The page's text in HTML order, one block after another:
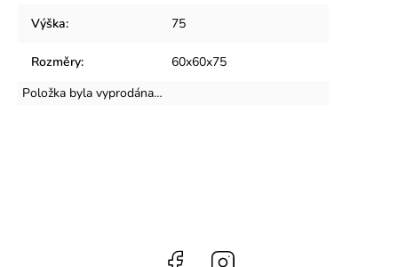
Výška: 75
Rozměry:
60x60x75
Položka byla vyprodána…
Facebook